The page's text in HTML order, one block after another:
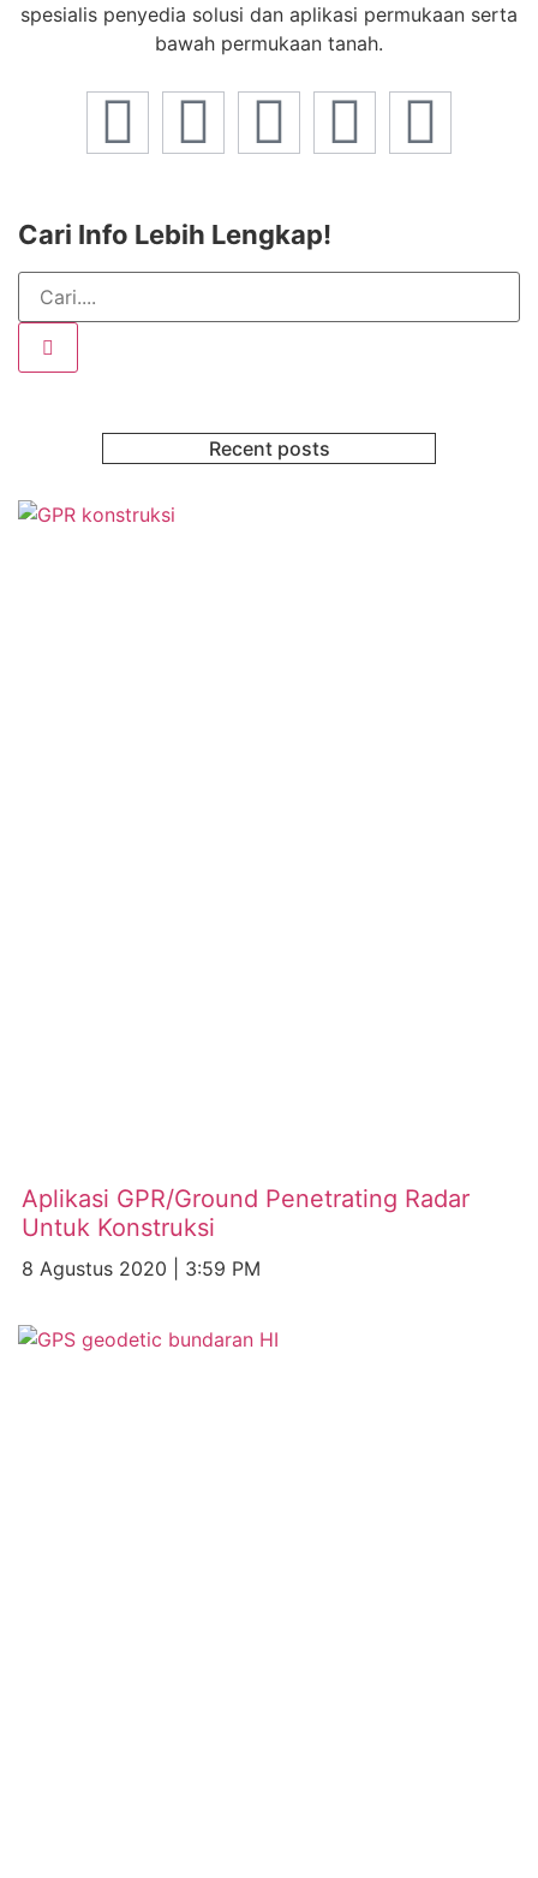
spesialis penyedia solusi dan aplikasi permukaan serta
bawah permukaan tanah.
Cari Info Lebih Lengkap!
Recent posts
Aplikasi GPR/Ground Penetrating Radar
Untuk Konstruksi
8 Agustus 2020 3:59 PM